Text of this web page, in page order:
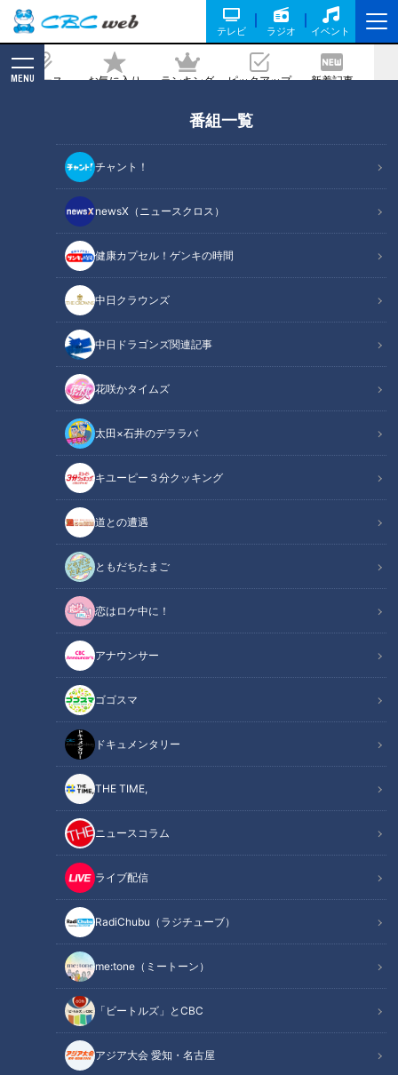
テレビ ラジオ イベント
ニュース お気に入り ランキング ピックアップ 新着記事
MENU
番組一覧
チャント！
newsX（ニュースクロス）
健康カプセル！ゲンキの時間
中日クラウンズ
中日ドラゴンズ関連記事
花咲かタイムズ
太田×石井のデララバ
キユーピー３分クッキング
道との遭遇
ともだちたまご
恋はロケ中に！
アナウンサー
ゴゴスマ
ドキュメンタリー
THE TIME,
ニュースコラム
ライブ配信
RadiChubu（ラジチューブ）
me:tone（ミートーン）
「ビートルズ」とCBC
アジア大会 愛知・名古屋
農家直伝の「ニンジンカルボナーラ」と
2024/02/21 17:15
CBCテレビ：画像『チャント！』
チャント！
「チャント！」特集
今が旬の野菜といえば、ニンジン。「農家の大量消費めし」で
は、生産農家さんにニンジンをおいしく食べられるレシピの聞
き込み！産地ならではの豪快な大量消費レシピから超簡単レシ
ピまで、たくさんのレシピが集まりました。
関連リンク
ラ」のレシピがこちら【6分46秒～】
「どんなニンジンも甘くなる」碧南市の秘密とは…？
産直で聞いたニンジンの「丸ごとステーキ」＆「恵方
巻」！？
斬新すぎる「ニンジンカルボナーラ」＆地元の定番「みそ
焼き」
オススメ関連コンテンツ
「どんなニンジンも甘くなる」碧南市の秘密と
は…？